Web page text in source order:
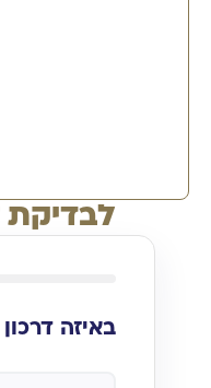
לבדיקת
באיזה